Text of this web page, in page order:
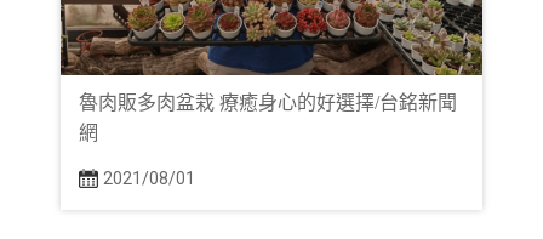
魯肉販多肉盆栽 療癒身心的好選擇/台銘新聞
網
2021/08/01